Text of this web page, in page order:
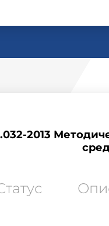
2013